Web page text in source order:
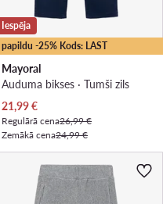
papildu -25% Kods: LAST
Iespēja
Mayoral
Auduma bikses · Tumši zils
Pašreizējā cena
21,99€
Regulārā cena26,99 €
Zemākā cena24,99 €